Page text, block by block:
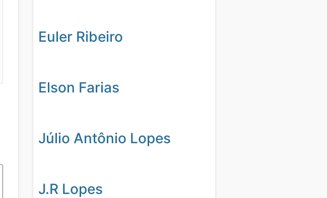
Euler Ribeiro
Elson Farias
Júlio Antônio Lopes
J.R Lopes